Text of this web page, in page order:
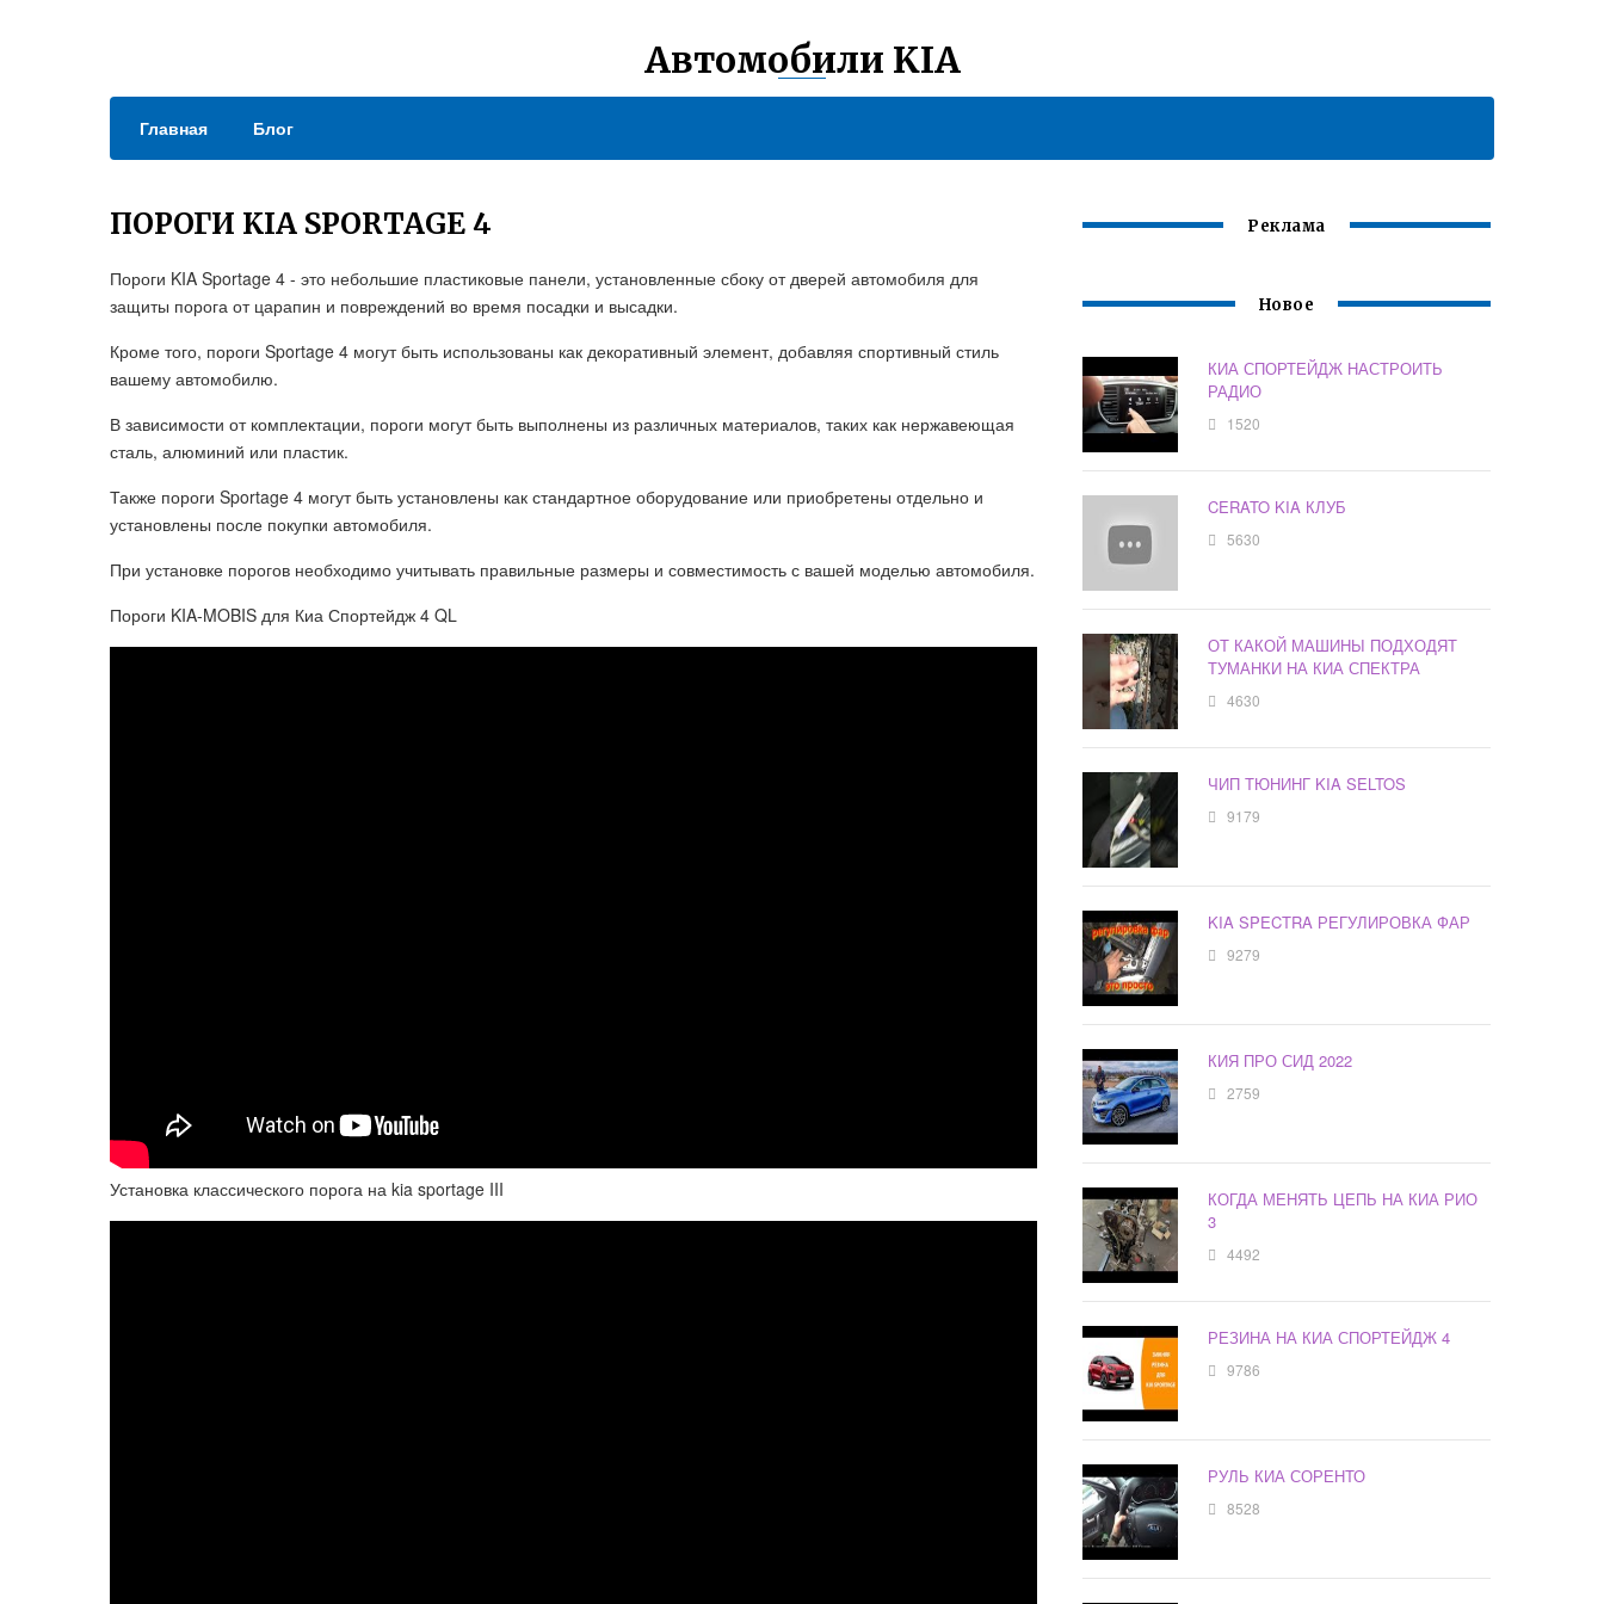
Автомобили KIA
Главная Блог
ПОРОГИ KIA SPORTAGE 4
Пороги KIA Sportage 4 - это небольшие пластиковые панели, установленные сбоку от дверей автомобиля для
защиты порога от царапин и повреждений во время посадки и высадки.
Кроме того, пороги Sportage 4 могут быть использованы как декоративный элемент, добавляя спортивный стиль
вашему автомобилю.
В зависимости от комплектации, пороги могут быть выполнены из различных материалов, таких как нержавеющая
сталь, алюминий или пластик.
Также пороги Sportage 4 могут быть установлены как стандартное оборудование или приобретены отдельно и
установлены после покупки автомобиля.
При установке порогов необходимо учитывать правильные размеры и совместимость с вашей моделью автомобиля.
Пороги KIA-MOBIS для Киа Спортейдж 4 QL
Установка классического порога на kia sportage III
Реклама
Новое
КИА СПОРТЕЙДЖ НАСТРОИТЬ
РАДИО
1520
CERATO KIA КЛУБ
5630
ОТ КАКОЙ МАШИНЫ ПОДХОДЯТ
ТУМАНКИ НА КИА СПЕКТРА
4630
ЧИП ТЮНИНГ KIA SELTOS
9179
KIA SPECTRA РЕГУЛИРОВКА ФАР
9279
КИЯ ПРО СИД 2022
2759
КОГДА МЕНЯТЬ ЦЕПЬ НА КИА РИО
3
4492
РЕЗИНА НА КИА СПОРТЕЙДЖ 4
9786
РУЛЬ КИА СОРЕНТО
8528